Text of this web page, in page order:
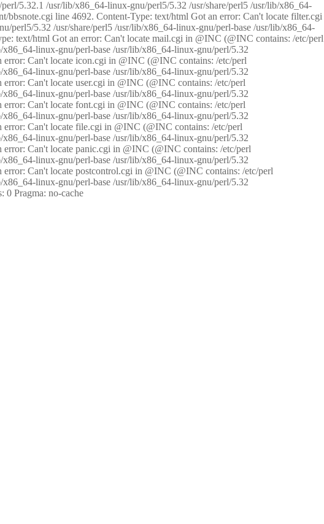
5.32.1 /usr/lib/x86_64-linux-gnu/perl5/5.32 /usr/share/perl5 /usr/lib/x86_64-
line 4692. Content-Type: text/html Got an error: Can't locate filter.cgi
5.32 /usr/share/perl5 /usr/lib/x86_64-linux-gnu/perl-base /usr/lib/x86_64-
text/html Got an error: Can't locate mail.cgi in @INC (@INC contains: /etc/perl
linux-gnu/perl-base /usr/lib/x86_64-linux-gnu/perl/5.32
error: Can't locate icon.cgi in @INC (@INC contains: /etc/perl
linux-gnu/perl-base /usr/lib/x86_64-linux-gnu/perl/5.32
Can't locate user.cgi in @INC (@INC contains: /etc/perl
linux-gnu/perl-base /usr/lib/x86_64-linux-gnu/perl/5.32
error: Can't locate font.cgi in @INC (@INC contains: /etc/perl
linux-gnu/perl-base /usr/lib/x86_64-linux-gnu/perl/5.32
error: Can't locate file.cgi in @INC (@INC contains: /etc/perl
linux-gnu/perl-base /usr/lib/x86_64-linux-gnu/perl/5.32
error: Can't locate panic.cgi in @INC (@INC contains: /etc/perl
linux-gnu/perl-base /usr/lib/x86_64-linux-gnu/perl/5.32
Can't locate postcontrol.cgi in @INC (@INC contains: /etc/perl
linux-gnu/perl-base /usr/lib/x86_64-linux-gnu/perl/5.32
0 Pragma: no-cache